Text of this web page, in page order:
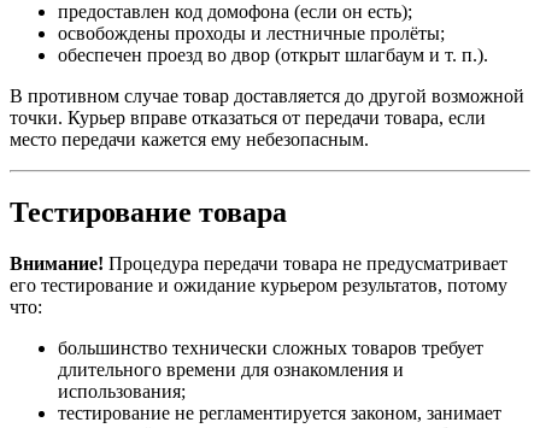
предоставлен код домофона (если он есть);
освобождены проходы и лестничные пролёты;
обеспечен проезд во двор (открыт шлагбаум и т. п.).
В противном случае товар доставляется до другой возможной
точки. Курьер вправе отказаться от передачи товара, если
место передачи кажется ему небезопасным.
Тестирование товара
Внимание! Процедура передачи товара не предусматривает
его тестирование и ожидание курьером результатов, потому
что:
большинство технически сложных товаров требует
длительного времени для ознакомления и
использования;
тестирование не регламентируется законом, занимает